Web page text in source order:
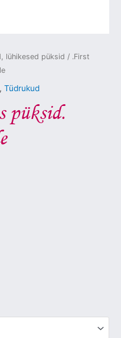
lühikesed püksid / .First
, Tüdrukud
püksid.